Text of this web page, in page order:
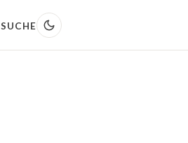
SUCHE